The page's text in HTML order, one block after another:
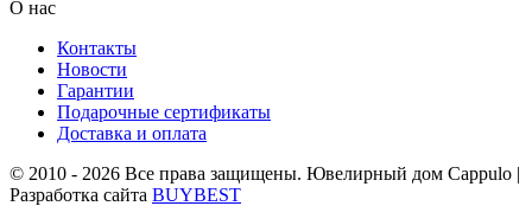
О нас
Контакты
Новости
Гарантии
Подарочные сертификаты
Доставка и оплата
© 2010 - 2026 Все права защищены. Ювелирный дом Cappulo |
Разработка сайта BUYBEST